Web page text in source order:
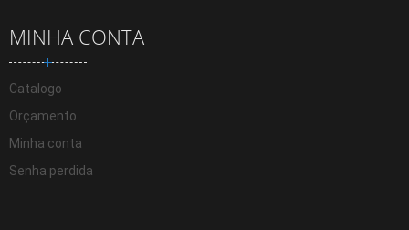
MINHA CONTA
Catalogo
Orçamento
Minha conta
Senha perdida